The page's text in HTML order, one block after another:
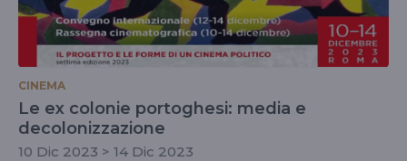
CINEMA
Le ex colonie portoghesi: media e
decolonizzazione
10 Dic 2023 > 14 Dic 2023